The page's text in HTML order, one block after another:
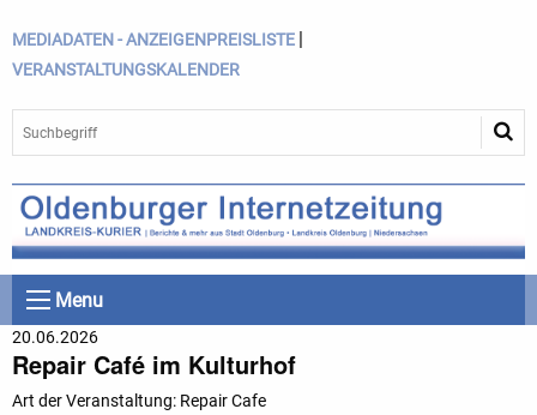
MEDIADATEN - ANZEIGENPREISLISTE |
VERANSTALTUNGSKALENDER
Menu
20.06.2026
Repair Café im Kulturhof
Art der Veranstaltung: Repair Cafe